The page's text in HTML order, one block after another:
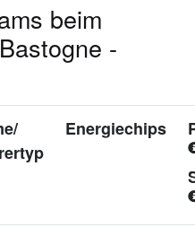
beim
-
Energiechips